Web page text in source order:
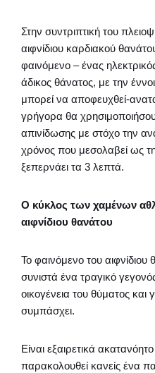
Στην συντριπτική του
αιφνίδιου καρδιακού
φαινόμενο – ένας
άδικος θάνατος, με την
μπορεί να αποφευχθεί-
γρήγορα θα
απινίδωσης με στόχο την
χρόνος που μεσολαβεί ως
ξεπερνάει τα 3 λεπτά.
Ο κύκλος των χαμένων
αιφνίδιου θανάτου
Το φαινόμενο του
συνιστά ένα τραγικό
οικογένεια του θύματος και
συμπάσχει.
Είναι εξαιρετικά
παρακολουθεί κανείς ένα